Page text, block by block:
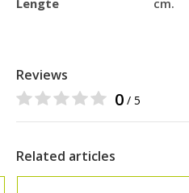
Reviews
0 / 5
Related articles